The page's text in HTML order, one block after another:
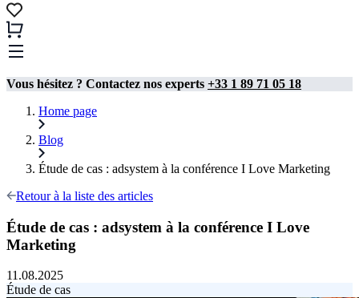
Vous hésitez ? Contactez nos experts +33 1 89 71 05 18
Home page
Blog
Étude de cas : adsystem à la conférence I Love Marketing
Retour à la liste des articles
Étude de cas : adsystem à la conférence I Love
Marketing
11.08.2025
Étude de cas